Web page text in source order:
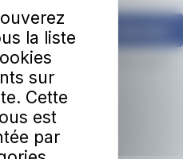
irigo 📩
adresse email pour m’envoyer la
la liste
sur
Cette
est
par